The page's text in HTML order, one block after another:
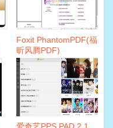
Foxit PhantomPDF(福
昕风腾PDF)
10.0.0.35798 企业破
解版